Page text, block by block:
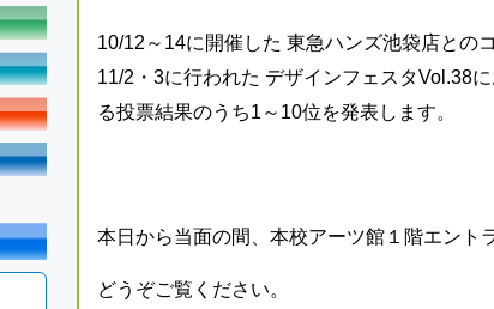
10/12～14に開催した 東急ハンズ池袋店との
11/2・3に行われた デザインフェスタVol.38
る投票結果のうち1～10位を発表します。
本日から当面の間、本校アーツ館１階エント
どうぞご覧ください。